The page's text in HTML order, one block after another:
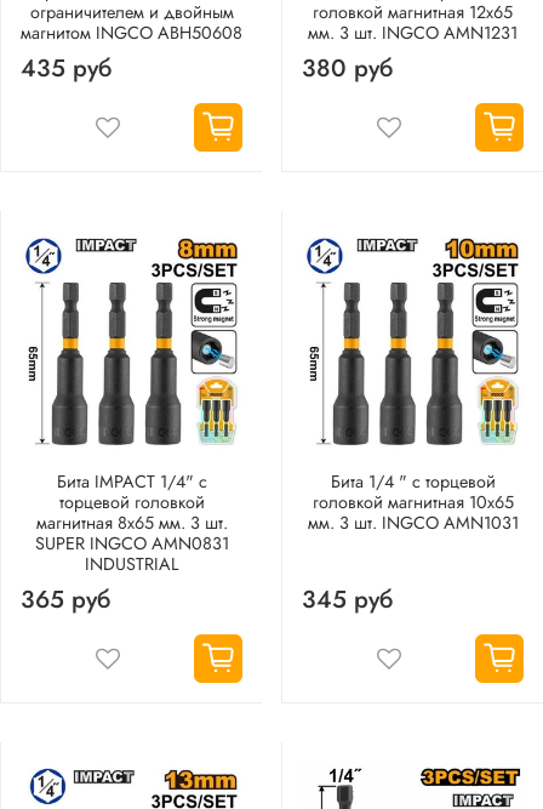
ограничителем и двойным
магнитом INGCO ABH50608
435 руб
головкой магнитная 12х65
мм. 3 шт. INGCO AMN1231
380 руб
Бита IMPACT 1/4" с
торцевой головкой
магнитная 8х65 мм. 3 шт.
SUPER INGCO AMN0831
INDUSTRIAL
365 руб
Бита 1/4 " с торцевой
головкой магнитная 10х65
мм. 3 шт. INGCO AMN1031
345 руб